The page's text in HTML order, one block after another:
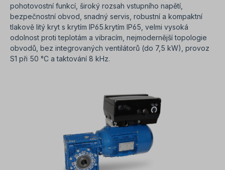
pohotovostní funkcí, široký rozsah vstupního napětí,
bezpečnostní obvod, snadný servis, robustní a kompaktní
tlakově litý kryt s krytím IP65.krytím IP65, velmi vysoká
odolnost proti teplotám a vibracím, nejmodernější topologie
obvodů, bez integrovaných ventilátorů (do 7,5 kW), provoz
S1 při 50 °C a taktování 8 kHz.